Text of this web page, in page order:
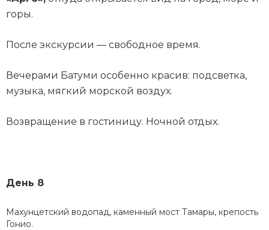
горы.
После экскурсии — свободное время.
Вечерами Батуми особенно красив: подсветка,
музыка, мягкий морской воздух.
Возвращение в гостиницу. Ночной отдых.
День 8
Махунцетский водопад, каменный мост Тамары, крепость
Гонио.